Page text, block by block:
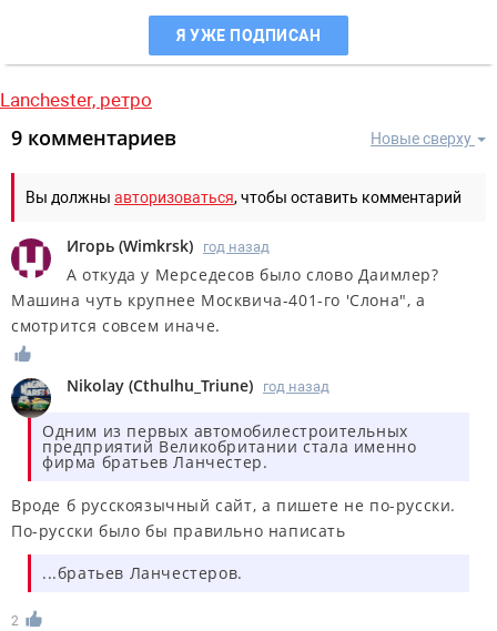
Я УЖЕ ПОДПИСАН
Lanchester, ретро
Новые сверху
9 комментариев
Вы должны авторизоваться, чтобы оставить комментарий
Игорь (Wimkrsk) год назад
А откуда у Мерседесов было слово Даимлер?
Машина чуть крупнее Москвича-401-го 'Слона", а
смотрится совсем иначе.
Nikolay (Cthulhu_Triune) год назад
Одним из первых автомобилестроительных
предприятий Великобритании стала именно
фирма братьев Ланчестер.
Вроде б русскоязычный сайт, а пишете не по-русски.
По-русски было бы правильно написать
...братьев Ланчестеров.
2